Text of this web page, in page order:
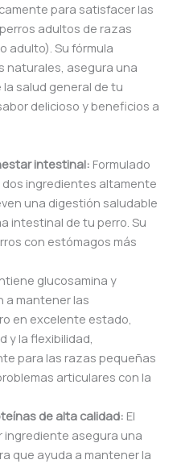
para satisfacer las
adultos de razas
adulto). Su fórmula
naturales, asegura una
salud general de tu
delicioso y beneficios a
intestinal: Formulado
ingredientes altamente
una digestión saludable
intestinal de tu perro. Su
con estómagos más
glucosamina y
a mantener las
en excelente estado,
y la flexibilidad,
para las razas pequeñas
articulares con la
de alta calidad: El
ingrediente asegura una
que ayuda a mantener la